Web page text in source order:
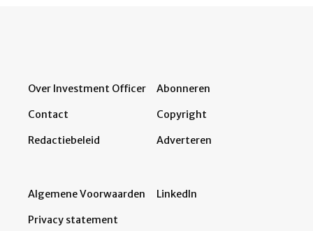
Over Investment Officer
Contact
Redactiebeleid
Abonneren
Copyright
Adverteren
Algemene Voorwaarden
Privacy statement
LinkedIn